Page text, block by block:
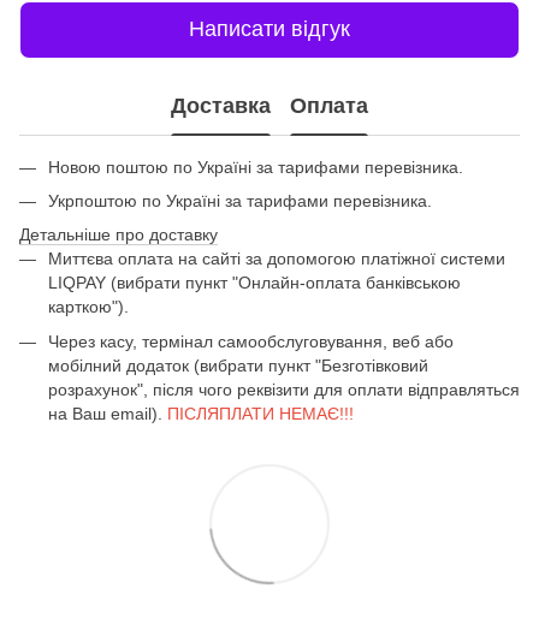
Написати відгук
Доставка Оплата
Новою поштою по Україні за тарифами перевізника.
Укрпоштою по Україні за тарифами перевізника.
Детальніше про доставку
Миттєва оплата на сайті за допомогою платіжної системи
LIQPAY (вибрати пункт "Онлайн-оплата банківською
карткою").
Через касу, термінал самообслуговування, веб або
мобілний додаток (вибрати пункт "Безготівковий
розрахунок", після чого реквізити для оплати відправляться
на Ваш email). ПІСЛЯПЛАТИ НЕМАЄ!!!